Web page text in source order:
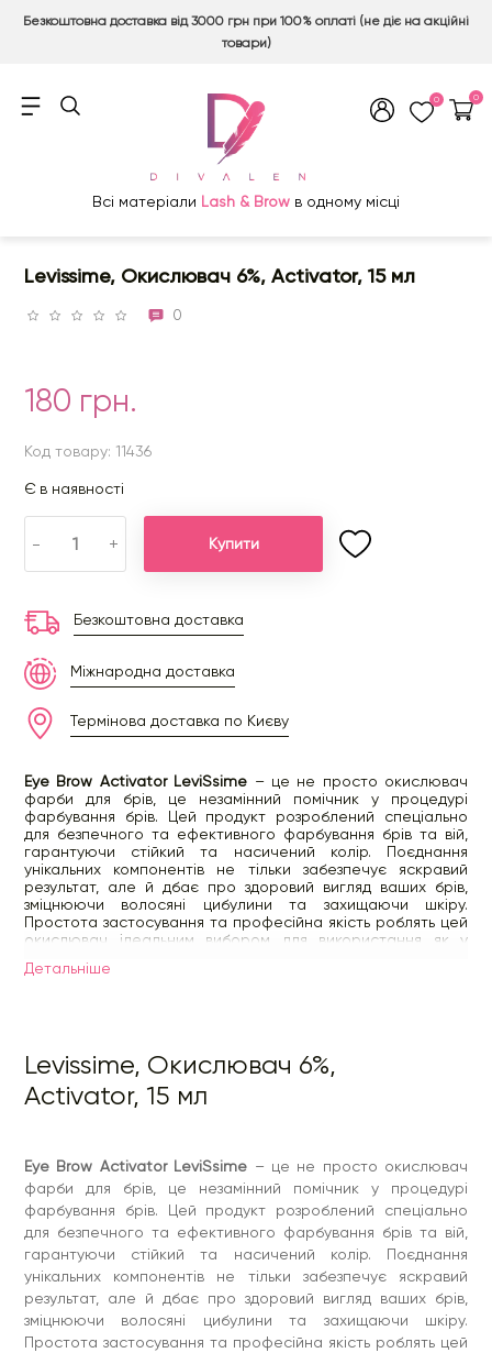
Безкоштовна доставка від 3000 грн при 100% оплаті (не діє на акційні
товари)
0 0
Всі матеріали Lash & Brow в одному місці
Levissime, Окислювач 6%, Activator, 15 мл
0
180 грн.
Код товару: 11436
Є в наявності
- + Купити
Безкоштовна доставка
Міжнародна доставка
Термінова доставка по Києву
Eye Brow Activator LeviSsime – це не просто окислювач
фарби для брів, це незамінний помічник у процедурі
фарбування брів. Цей продукт розроблений спеціально
для безпечного та ефективного фарбування брів та вій,
гарантуючи стійкий та насичений колір. Поєднання
унікальних компонентів не тільки забезпечує яскравий
результат, але й дбає про здоровий вигляд ваших брів,
зміцнюючи волосяні цибулини та захищаючи шкіру.
Простота застосування та професійна якість роблять цей
окислювач ідеальним вибором для використання як у
хвилин. Залишки препарату змийте звичайною водою та
промокніть шкіру косметичною серветкою.
Склад:Aqua (Water), Hydrogen Peroxide, Alcohol Denat,
Tetrasodium Edta, Tetrasodium Pyrophosphate, Sodium
Stannate, Phosphoric Acid, Methylparaben.
Детальнiше
Levissime, Окислювач 6%,
Activator, 15 мл
Eye Brow Activator LeviSsime – це не просто окислювач
фарби для брів, це незамінний помічник у процедурі
фарбування брів. Цей продукт розроблений спеціально
для безпечного та ефективного фарбування брів та вій,
гарантуючи стійкий та насичений колір. Поєднання
унікальних компонентів не тільки забезпечує яскравий
результат, але й дбає про здоровий вигляд ваших брів,
зміцнюючи волосяні цибулини та захищаючи шкіру.
Простота застосування та професійна якість роблять цей